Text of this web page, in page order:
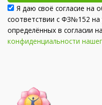
Я даю своё согласие на
соответствии с ФЗ№152 на
определённых в согласии
конфиденциальности